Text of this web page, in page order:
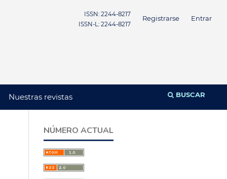
Nuestras revistas BUSCAR
ISSN: 2244-8217
ISSN-L: 2244-8217
Registrarse Entrar
NÚMERO ACTUAL